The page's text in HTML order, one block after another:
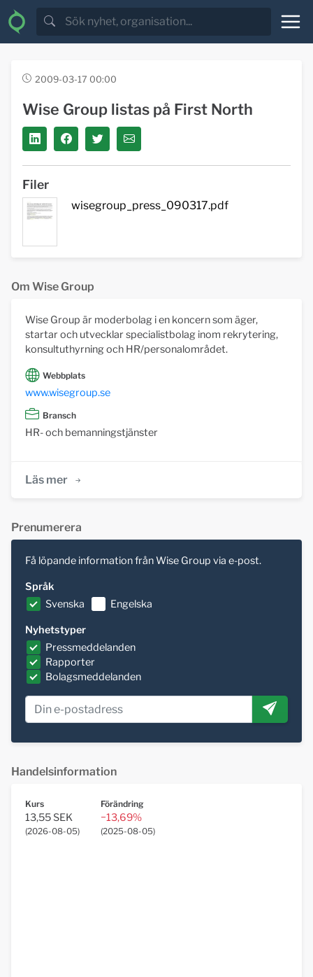
2009-03-17 00:00
Wise Group listas på First North
Filer
wisegroup_press_090317.pdf
Om Wise Group
Wise Group är moderbolag i en koncern som äger,
startar och utvecklar specialistbolag inom rekrytering,
konsultuthyrning och HR/personalområdet.
Webbplats
www.wisegroup.se
Bransch
HR- och bemanningstjänster
Läs mer
Prenumerera
Få löpande information från Wise Group via e-post.
Språk
Svenska
Engelska
Nyhetstyper
Pressmeddelanden
Rapporter
Bolagsmeddelanden
Handelsinformation
Kurs
13,55 SEK
(2026-08-05)
Förändring
−13,69%
(2025-08-05)